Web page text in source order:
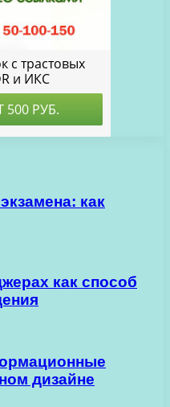
как
как способ
дизайне